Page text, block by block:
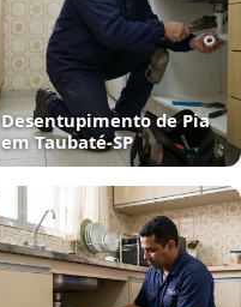
Desentupimento de Pia
em Taubaté‑SP